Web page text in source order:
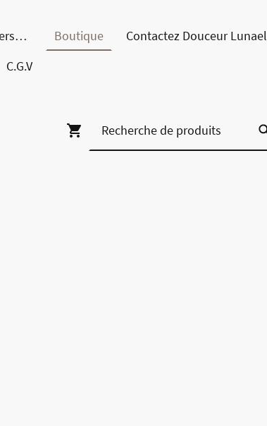
Créations d'Objets Personnalisés en Bois Boutique
Contactez Douceur Lunael
C.G.V